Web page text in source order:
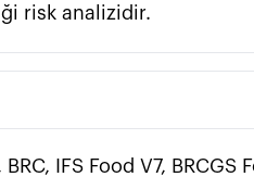
risk analizidir.
IFS Food V7,